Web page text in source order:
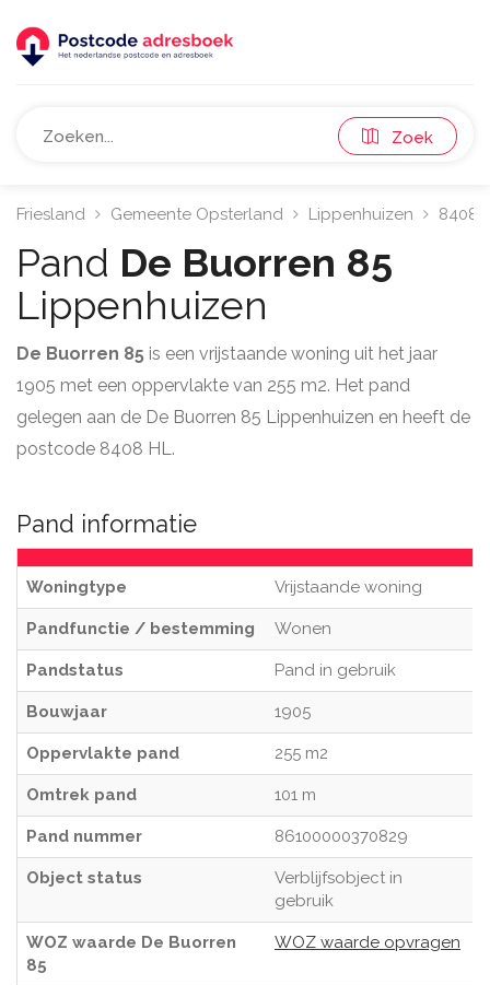
Zoek
Friesland Gemeente Opsterland Lippenhuizen 8408
Pand De Buorren 85
Lippenhuizen
De Buorren 85 is een vrijstaande woning uit het jaar
1905 met een oppervlakte van 255 m2. Het pand
gelegen aan de De Buorren 85 Lippenhuizen en heeft de
postcode 8408 HL.
Pand informatie
Woningtype Vrijstaande woning
Pandfunctie / bestemming Wonen
Pandstatus Pand in gebruik
Bouwjaar 1905
Oppervlakte pand 255 m2
Omtrek pand 101 m
Pand nummer 86100000370829
Object status
Verblijfsobject in
gebruik
WOZ waarde De Buorren
85
WOZ waarde opvragen